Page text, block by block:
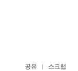
공유 스크랩